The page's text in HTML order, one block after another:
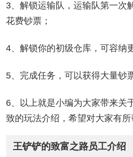
3、解锁运输队，运输队第一次
花费钞票；
4、解锁你的初级仓库，可容纳
5、完成任务，可以获得大量钞
6、以上就是小编为大家带来关
致的玩法介绍，希望对大家有所
王铲铲的致富之路员工介绍